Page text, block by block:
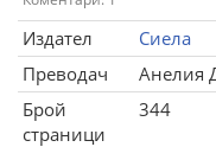
Издател
Сиела
Преводач
Анелия
Брой
страници
344